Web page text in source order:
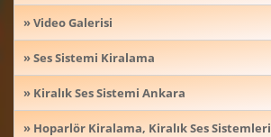
» Video Galerisi
» Ses Sistemi Kiralama
» Kiralık Ses Sistemi Ankara
» Hoparlör Kiralama, Kiralık Ses Sistemleri